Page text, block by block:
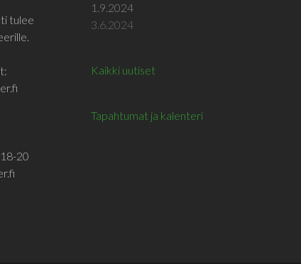
tulee
20
1.9.2024
3.6.2024
Kaikki uutiset
Tapahtumat ja kalenteri